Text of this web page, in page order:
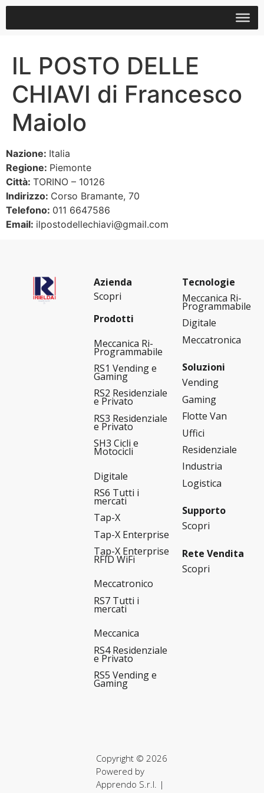
IL POSTO DELLE
CHIAVI di Francesco
Maiolo
Nazione: Italia
Regione: Piemonte
Città: TORINO – 10126
Indirizzo: Corso Bramante, 70
Telefono: 011 6647586
Email: ilpostodellechiavi@gmail.com
Azienda
Scopri
Prodotti
Meccanica Ri-
Programmabile
RS1 Vending e
Gaming
RS2 Residenziale
e Privato
RS3 Residenziale
e Privato
SH3 Cicli e
Motocicli
Digitale
RS6 Tutti i
mercati
Tap-X
Tap-X Enterprise
Tap-X Enterprise
RFID WiFi
Meccatronico
RS7 Tutti i
mercati
Meccanica
RS4 Residenziale
e Privato
RS5 Vending e
Gaming
Tecnologie
Meccanica Ri-
Programmabile
Digitale
Meccatronica
Soluzioni
Vending
Gaming
Flotte Van
Uffici
Residenziale
Industria
Logistica
Supporto
Scopri
Rete Vendita
Scopri
Copyright © 2026
Powered by
Apprendo S.r.l. |